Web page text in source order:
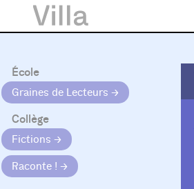
École
Graines de Lecteurs
Collège
Fictions
Raconte !